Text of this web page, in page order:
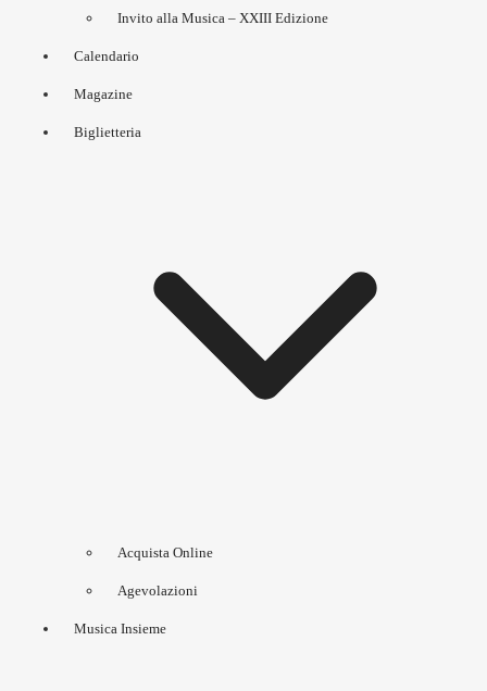
Invito alla Musica – XXIII Edizione
Calendario
Magazine
Biglietteria
Acquista Online
Agevolazioni
Musica Insieme